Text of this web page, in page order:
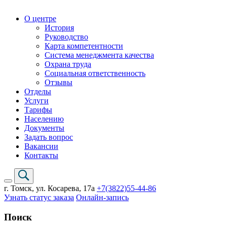
О центре
История
Руководство
Карта компетентности
Система менеджмента качества
Охрана труда
Социальная ответственность
Отзывы
Отделы
Услуги
Тарифы
Населению
Документы
Задать вопрос
Вакансии
Контакты
г. Томск, ул. Косарева, 17а +7(3822)55-44-86
Узнать статус заказа Онлайн-запись
Поиск